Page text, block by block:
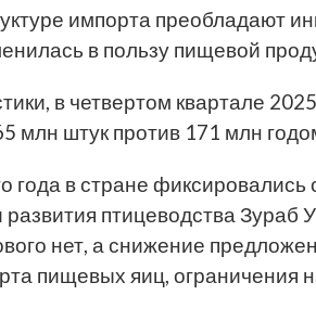
импорта преобладают
в пользу пищевой
в четвертом квартале
млн штук против 171 млн
года в стране
птицеводства Зураб
нет, а снижение
пищевых яиц, ограничения